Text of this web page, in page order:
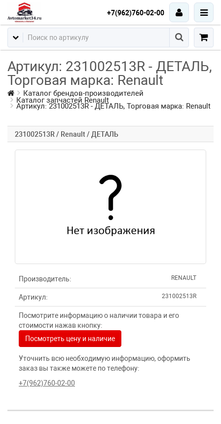
+7(962)760-02-00
Артикул: 231002513R - ДЕТАЛЬ,
Торговая марка: Renault
Каталог брендов-производителей
Каталог запчастей Renault
Артикул: 231002513R - ДЕТАЛЬ, Торговая марка: Renault
231002513R / Renault / ДЕТАЛЬ
Производитель: RENAULT
Артикул: 231002513R
Посмотрите информацию о наличии товара и его
стоимости нажав кнопку:
Посмотреть цену и наличие
Уточнить всю необходимую информацию, оформить
заказ вы также можете по телефону:
+7(962)760-02-00